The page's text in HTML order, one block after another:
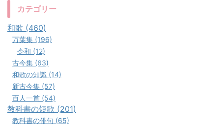
カテゴリー
和歌 (460)
万葉集 (196)
令和 (12)
古今集 (63)
和歌の知識 (14)
新古今集 (57)
百人一首 (54)
教科書の短歌 (201)
教科書の俳句 (65)